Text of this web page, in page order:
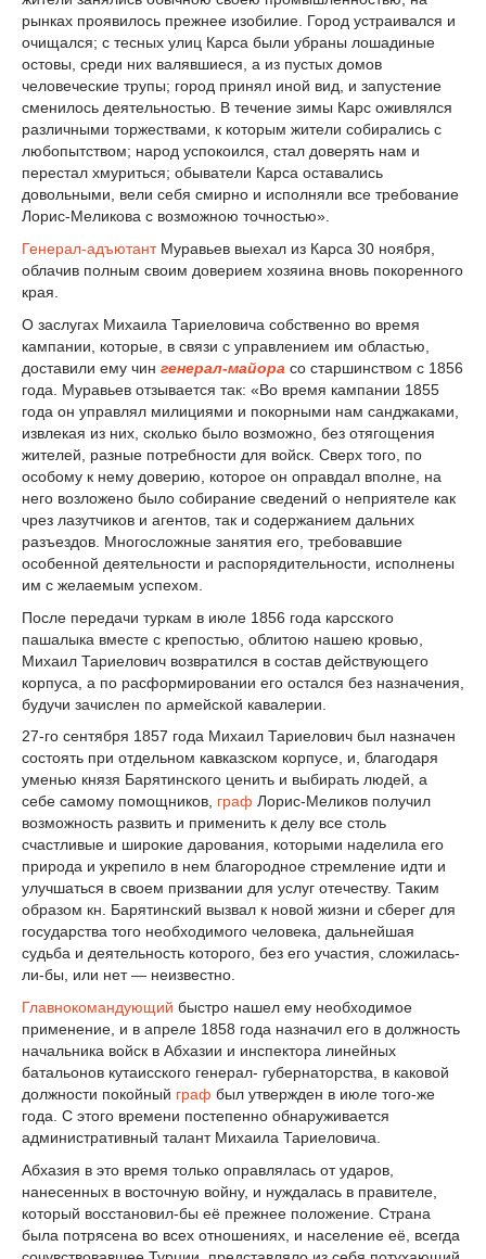
рынках проявилось прежнее изобилие. Город устраивался и
очищался; с тесных улиц Карса были убраны лошадиные
остовы, среди них валявшиеся, а из пустых домов
человеческие трупы; город принял иной вид, и запустение
сменилось деятельностью. В течение зимы Карс оживлялся
различными торжествами, к которым жители собирались с
любопытством; народ успокоился, стал доверять нам и
перестал хмуриться; обыватели Карса оставались
довольными, вели себя смирно и исполняли все требование
Лорис-Меликова с возможною точностью».
Генерал-адъютантМуравьев выехал из Карса 30 ноября,
облачив полным своим доверием хозяина вновь покоренного
края.
О заслугах Михаила Тариеловича собственно во время
кампании, которые, в связи с управлением им областью,
доставили ему чин генерал-майора со старшинством с 1856
года. Муравьев отзывается так: «Во время кампании 1855
года он управлял милициями и покорными нам санджаками,
извлекая из них, сколько было возможно, без отягощения
жителей, разные потребности для войск. Сверх того, по
особому к нему доверию, которое он оправдал вполне, на
него возложено было собирание сведений о неприятеле как
чрез лазутчиков и агентов, так и содержанием дальних
разъездов. Многосложные занятия его, требовавшие
особенной деятельности и распорядительности, исполнены
им с желаемым успехом.
После передачи туркам в июле 1856 года карсского
пашалыка вместе с крепостью, облитою нашею кровью,
Михаил Тариелович возвратился в состав действующего
корпуса, а по расформировании его остался без назначения,
будучи зачислен по армейской кавалерии.
27-го сентября 1857 года Михаил Тариелович был назначен
состоять при отдельном кавказском корпусе, и, благодаря
уменью князя Барятинского ценить и выбирать людей, а
себе самому помощников, граф Лорис-Меликов получил
возможность развить и применить к делу все столь
счастливые и широкие дарования, которыми наделила его
природа и укрепило в нем благородное стремление идти и
улучшаться в своем призвании для услуг отечеству. Таким
образом кн. Барятинский вызвал к новой жизни и сберег для
государства того необходимого человека, дальнейшая
судьба и деятельность которого, без его участия, сложилась-
ли-бы, или нет — неизвестно.
Главнокомандующий быстро нашел ему необходимое
применение, и в апреле 1858 года назначил его в должность
начальника войск в Абхазии и инспектора линейных
батальонов кутаисского генерал- губернаторства, в каковой
должности покойный граф был утвержден в июле того-же
года. С этого времени постепенно обнаруживается
административный талант Михаила Тариеловича.
Абхазия в это время только оправлялась от ударов,
нанесенных в восточную войну, и нуждалась в правителе,
который восстановил-бы её прежнее положение. Страна
была потрясена во всех отношениях, и население её, всегда